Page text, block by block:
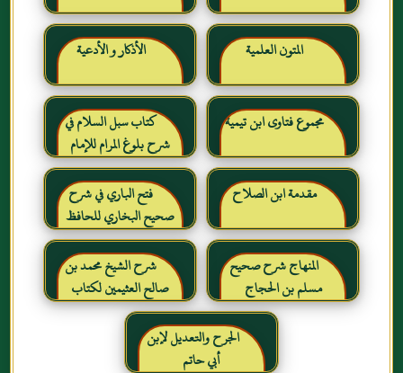
المتون العلمية الأذكار و الأدعية
مجموع فتاوى ابن تيمية
كتاب سبل السلام في
شرح بلوغ المرام للإمام
الصنعاني رحمه الله
مقدمة ابن الصلاح
فتح الباري في شرح
صحيح البخاري للحافظ
ابن حجر العسقلاني
المنهاج شرح صحيح
مسلم بن الحجاج
شرح الشيخ محمد بن
صالح العثيمين لكتاب
رياض الصالحين للإمام
النووي رحمهم الله تعالىالجرح والتعديل لإبن
أبي حاتم